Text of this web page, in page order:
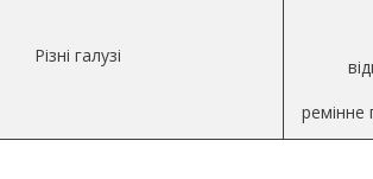
Різні галузі
ремінне